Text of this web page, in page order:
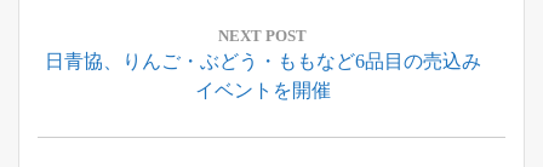
シ
ン
NEXT POST
Next
日青協、りんご・ぶどう・ももなど6品目の売込み
イベントを開催